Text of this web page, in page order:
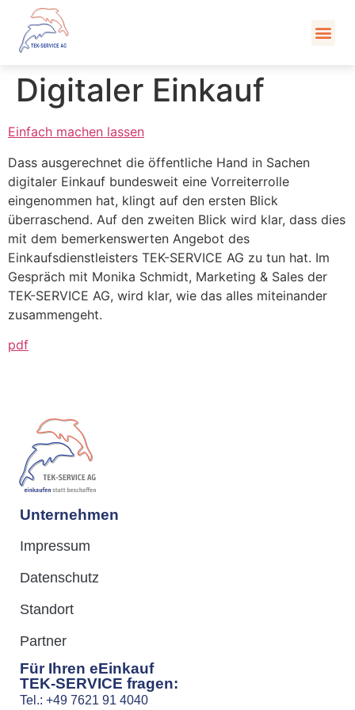
Digitaler Einkauf
Einfach machen lassen
Dass ausgerechnet die öffentliche Hand in Sachen
digitaler Einkauf bundesweit eine Vorreiterrolle
eingenommen hat, klingt auf den ersten Blick
überraschend. Auf den zweiten Blick wird klar, dass dies
mit dem bemerkenswerten Angebot des
Einkaufsdienstleisters TEK-SERVICE AG zu tun hat. Im
Gespräch mit Monika Schmidt, Marketing & Sales der
TEK-SERVICE AG, wird klar, wie das alles miteinander
zusammengeht.
pdf
Unternehmen
Impressum
Datenschutz
Standort
Partner
Für Ihren eEinkauf
TEK-SERVICE fragen:
Tel.: +49 7621 91 4040